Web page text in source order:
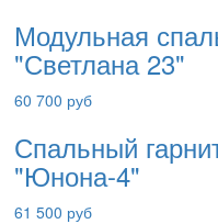
Модульная
"Светлана 23"
60 700 руб
Спальный
"Юнона-4"
61 500 руб